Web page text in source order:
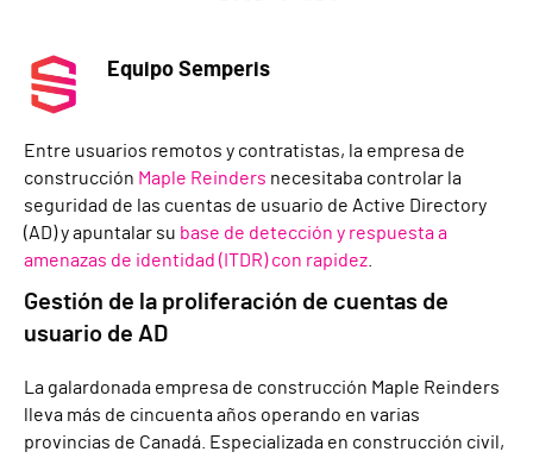
Equipo Semperis
Entre usuarios remotos y contratistas, la empresa de
construcción Maple Reinders necesitaba controlar la
seguridad de las cuentas de usuario de Active Directory
(AD) y apuntalar su base de detección y respuesta a
amenazas de identidad (ITDR) con rapidez
Gestión de la proliferación de cuentas de
usuario de AD
La galardonada empresa de construcción Maple Reinders
lleva más de cincuenta años operando en varias
provincias de Canadá. Especializada en construcción civil,